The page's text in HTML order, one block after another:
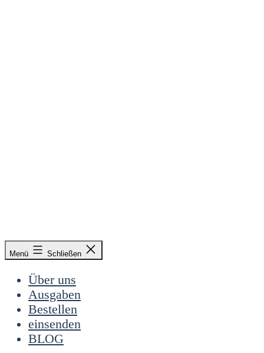
&
Radieschen
Menü Schließen
Über uns
Ausgaben
Bestellen
einsenden
BLOG